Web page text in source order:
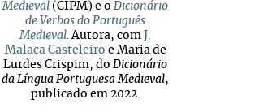
Medieval (CIPM) e o Dicionário
de Verbos do Português
Medieval.Autora, com J.
Malaca Casteleiro e Maria de
Lurdes Crispim, do Dicionário
da Língua Portuguesa Medieval,
publicado em 2022.